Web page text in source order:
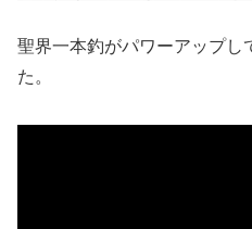
聖界一本釣がパワーアップし
た。